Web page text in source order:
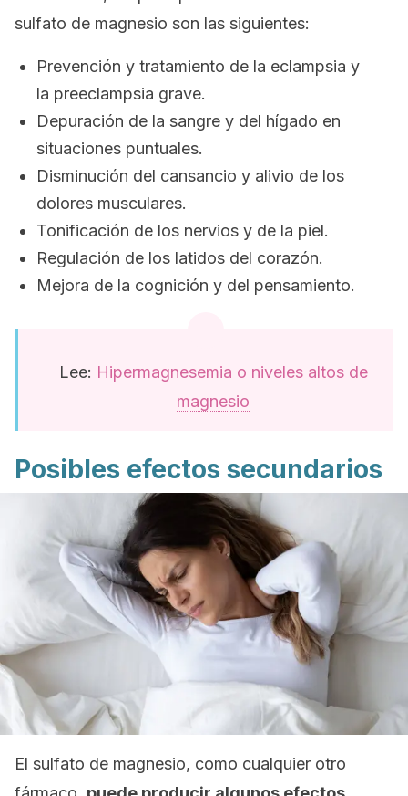
sulfato de magnesio son las siguientes:
Prevención y tratamiento de la eclampsia y
la preeclampsia grave.
Depuración de la sangre y del hígado en
situaciones puntuales.
Disminución del cansancio y alivio de los
dolores musculares.
Tonificación de los nervios y de la piel.
Regulación de los latidos del corazón.
Mejora de la cognición y del pensamiento.
Lee: Hipermagnesemia o niveles altos de
magnesio
Posibles efectos secundarios
El sulfato de magnesio, como cualquier otro